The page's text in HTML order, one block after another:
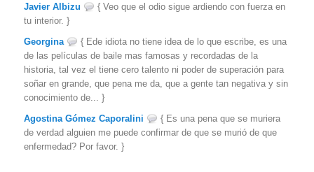
Javier Albizu
{ Veo que el odio sigue ardiendo con fuerza en
tu interior. }
Georgina
{ Ede idiota no tiene idea de lo que escribe, es una
de las películas de baile mas famosas y recordadas de la
historia, tal vez el tiene cero talento ni poder de superación para
soñar en grande, que pena me da, que a gente tan negativa y sin
conocimiento de... }
Agostina Gómez Caporalini
{ Es una pena que se muriera
de verdad alguien me puede confirmar de que se murió de que
enfermedad? Por favor. }